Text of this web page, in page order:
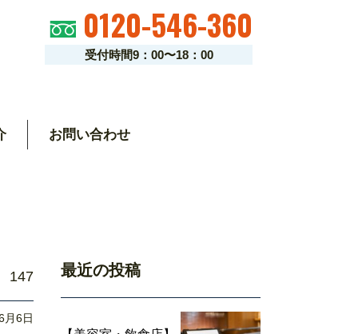
0120-546-360
受付時間9：00〜18：00
お問い合わせ
147
月6日
最近の投稿